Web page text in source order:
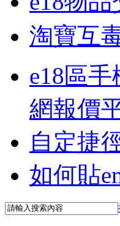
淘寶互
e18區
網報價
自定捷
如何貼